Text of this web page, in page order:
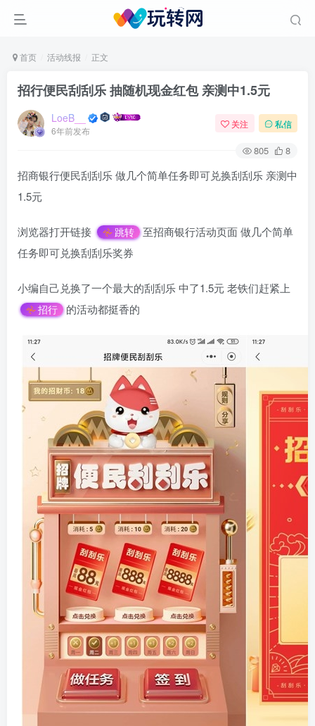
首页 活动线报 正文
招行便民刮刮乐 抽随机现金红包 亲测中1.5元
LoeB__
6年前发布
关注 私信
805 8
招商银行便民刮刮乐 做几个简单任务即可兑换刮刮乐 亲测中
1.5元
浏览器打开链接 跳转
至招商银行活动页面 做几个简单
任务即可兑换刮刮乐奖券
小编自己兑换了一个最大的刮刮乐 中了1.5元 老铁们赶紧上
招行 的活动都挺香的